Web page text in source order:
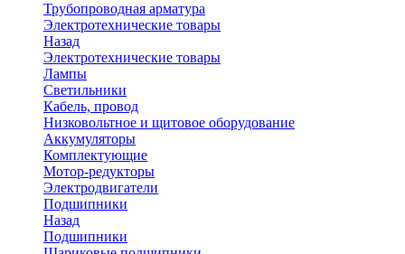
Трубопроводная арматура
Электротехнические товары
Назад
Электротехнические товары
Лампы
Светильники
Кабель, провод
Низковольтное и щитовое оборудование
Аккумуляторы
Комплектующие
Мотор-редукторы
Электродвигатели
Подшипники
Назад
Подшипники